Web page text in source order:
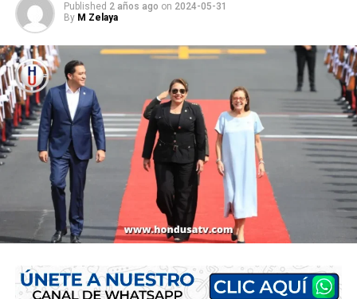
Published 2 años ago on 2024-05-31
By M Zelaya